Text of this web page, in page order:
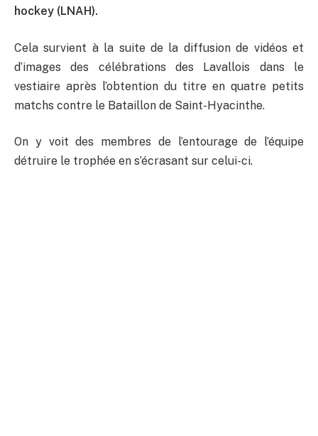
hockey (LNAH).
Cela survient à la suite de la diffusion de vidéos et
d’images des célébrations des Lavallois dans le
vestiaire après l’obtention du titre en quatre petits
matchs contre le Bataillon de Saint-Hyacinthe.
On y voit des membres de l’entourage de l’équipe
détruire le trophée en s’écrasant sur celui-ci.